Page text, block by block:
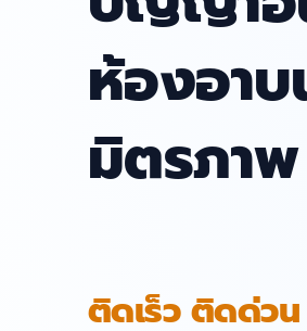
ห้องอา
มิตรภาพ
ติดเร็ว ติดด่วน